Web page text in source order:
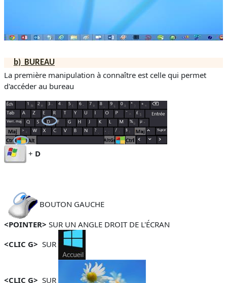
b) BUREAU
La première manipulation à connaître est celle qui permet
d'accéder au bureau
+ D
BOUTON GAUCHE
<POINTER> SUR UN ANGLE DROIT DE L'ÉCRAN
<CLIC G> SUR
<CLIC G> SUR